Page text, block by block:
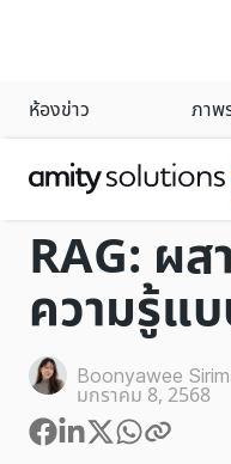
ห้องข่าว ภาพ
GENERATIVE AI
RAG: ผ
ความรู้แ
Boonyawee
มกราคม 8, 2568